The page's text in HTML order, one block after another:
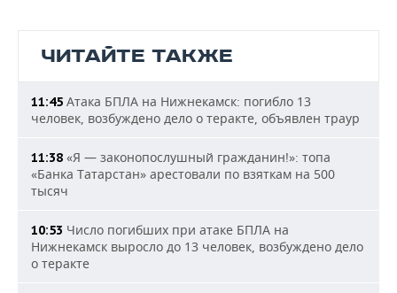
ЧИТАЙТЕ ТАКЖЕ
11:45 Атака БПЛА на Нижнекамск: погибло 13
человек, возбуждено дело о теракте, объявлен траур
11:38 «Я — законопослушный гражданин!»: топа
«Банка Татарстан» арестовали по взяткам на 500
тысяч
10:53 Число погибших при атаке БПЛА на
Нижнекамск выросло до 13 человек, возбуждено дело
о теракте